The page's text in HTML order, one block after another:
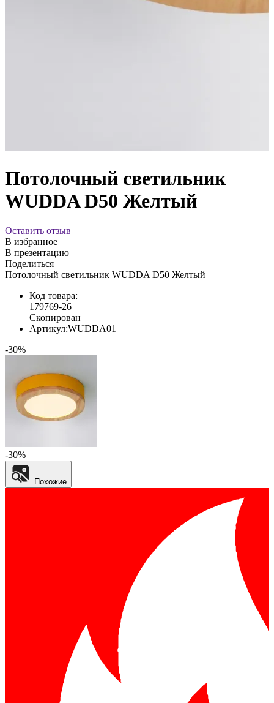
Потолочный светильник
WUDDA D50 Желтый
Оставить отзыв
В избранное
В презентацию
Поделиться
Потолочный светильник WUDDA D50 Желтый
Код товара:
179769-26
Скопирован
Артикул:WUDDA01
-30%
-30%
Похожие